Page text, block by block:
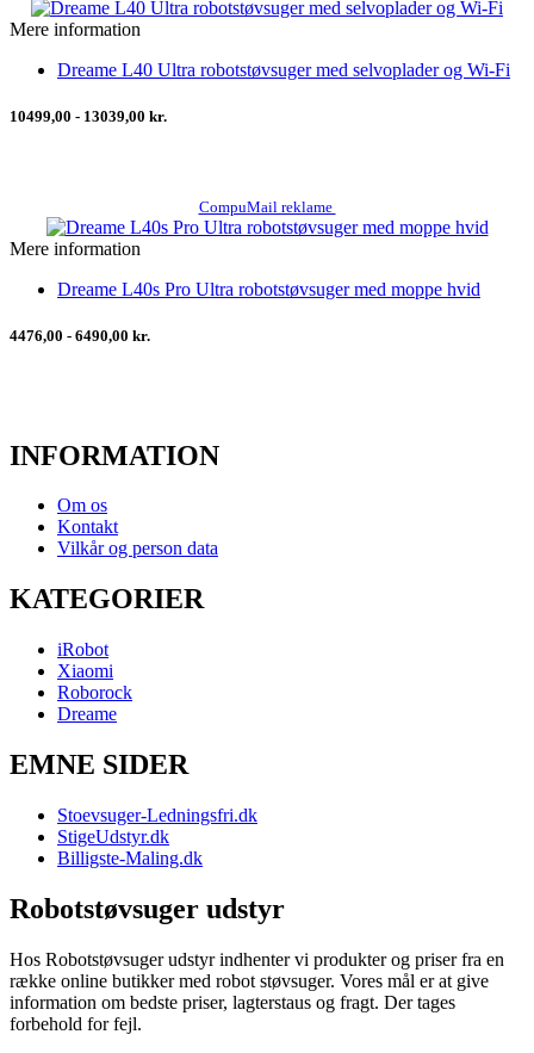
Mere information
Dreame L40 Ultra robotstøvsuger med selvoplader og Wi‑Fi
10499,00 - 13039,00 kr.
CompuMail reklame
Mere information
Dreame L40s Pro Ultra robotstøvsuger med moppe hvid
4476,00 - 6490,00 kr.
INFORMATION
Om os
Kontakt
Vilkår og person data
KATEGORIER
iRobot
Xiaomi
Roborock
Dreame
EMNE SIDER
Stoevsuger-Ledningsfri.dk
StigeUdstyr.dk
Billigste-Maling.dk
Robotstøvsuger udstyr
Hos Robotstøvsuger udstyr indhenter vi produkter og priser fra en
række online butikker med robot støvsuger. Vores mål er at give
information om bedste priser, lagterstaus og fragt. Der tages
forbehold for fejl.